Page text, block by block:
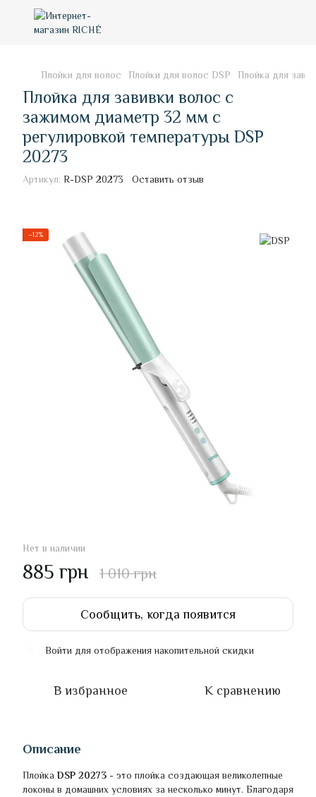
Плойки для волос Плойки для волос DSP Плойка для
Плойка для завивки волос с
зажимом диаметр 32 мм с
регулировкой температуры DSP
20273
Артикул: R-DSP 20273 Оставить отзыв
−12%
Нет в наличии
885 грн 1 010 грн
Сообщить, когда появится
Войти для отображения накопительной скидки
В избранное К сравнению
Описание
Плойка DSP 20273 - это плойка создающая великолепные
локоны в домашних условиях за несколько минут. Благодаря